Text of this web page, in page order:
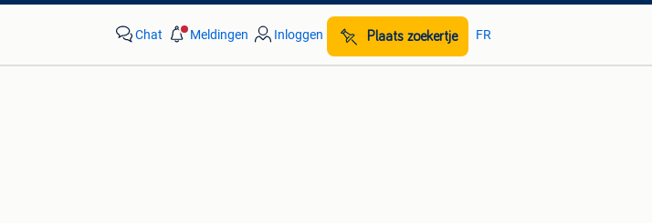
Chat Meldingen Inloggen Plaats zoekertje FR